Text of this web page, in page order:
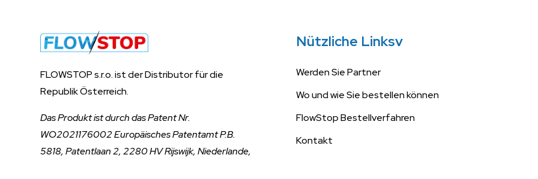
FLOWSTOP s.r.o. ist der Distributor für die
Republik Österreich.
Das Produkt ist durch das Patent Nr.
WO2021176002 Europäisches Patentamt P.B.
5818, Patentlaan 2, 2280 HV Rijswijk, Niederlande,
Nützliche Linksv
Werden Sie Partner
Wo und wie Sie bestellen können
FlowStop Bestellverfahren
Kontakt